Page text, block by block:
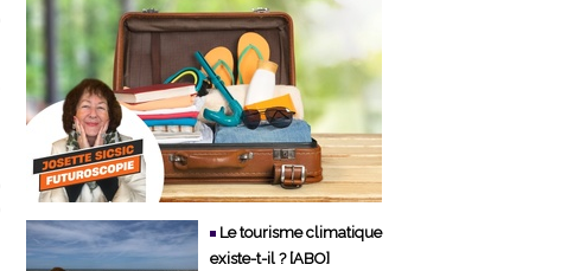
Le tourisme climatique
existe-t-il ? [ABO]